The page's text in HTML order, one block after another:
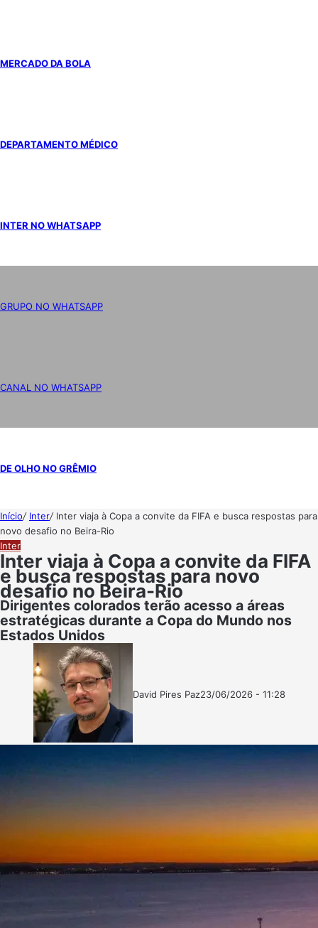
MERCADO DA BOLA
DEPARTAMENTO MÉDICO
INTER NO WHATSAPP
GRUPO NO WHATSAPP
CANAL NO WHATSAPP
DE OLHO NO GRÊMIO
Início/ Inter/ Inter viaja à Copa a convite da FIFA e busca respostas para
novo desafio no Beira-Rio
Inter
Inter viaja à Copa a convite da FIFA
e busca respostas para novo
desafio no Beira-Rio
Dirigentes colorados terão acesso a áreas
estratégicas durante a Copa do Mundo nos
Estados Unidos
David Pires PazFollow
Mande
23/06/2026 - 11:28